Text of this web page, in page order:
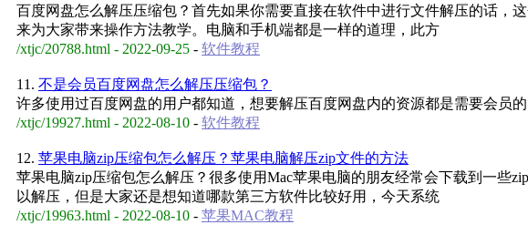
百度网盘怎么解压压缩包？首先如果你需要直接在软件中进行文件解压的话，
来为大家带来操作方法教学。电脑和手机端都是一样的道理，此方
/xtjc/20788.html - 2022-09-25 - 软件教程
11. 不是会员百度网盘怎么解压压缩包？
许多使用过百度网盘的用户都知道，想要解压百度网盘内的资源都是需要会员
/xtjc/19927.html - 2022-08-10 - 软件教程
12. 苹果电脑zip压缩包怎么解压？苹果电脑解压zip文件的方法
苹果电脑zip压缩包怎么解压？很多使用Mac苹果电脑的朋友经常会下载到一些
以解压，但是大家还是想知道哪款第三方软件比较好用，今天系统
/xtjc/19963.html - 2022-08-10 - 苹果MAC教程